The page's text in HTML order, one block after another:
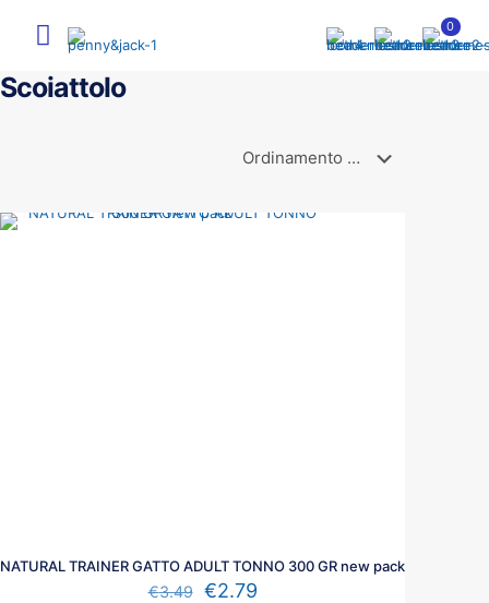
0
Scoiattolo
NATURAL TRAINER GATTO ADULT TONNO 300 GR new pack
€3.49 €2.79